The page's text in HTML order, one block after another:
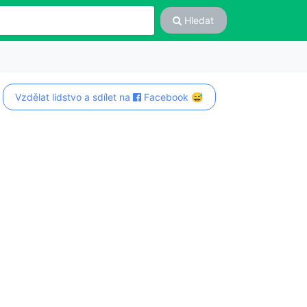
Hledat
Vzdělat lidstvo a sdílet na Facebook 😅